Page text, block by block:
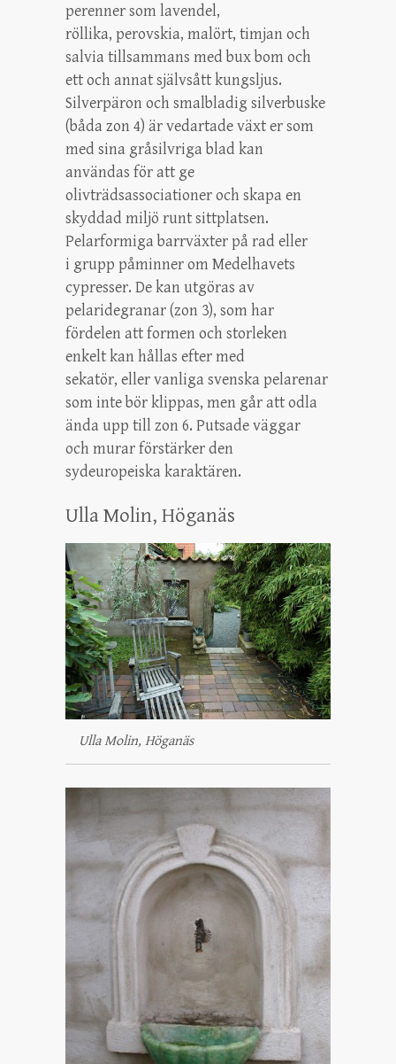
perenner som lavendel,
röllika, perovskia, malört, timjan och
salvia tillsammans med bux bom och
ett och annat självsått kungsljus.
Silverpäron och smalbladig silverbuske
(båda zon 4) är vedartade växt er som
med sina gråsilvriga blad kan
användas för att ge
olivträdsassociationer och skapa en
skyddad miljö runt sittplatsen.
Pelarformiga barrväxter på rad eller
i grupp påminner om Medelhavets
cypresser. De kan utgöras av
pelaridegranar (zon 3), som har
fördelen att formen och storleken
enkelt kan hållas efter med
sekatör, eller vanliga svenska pelarenar
som inte bör klippas, men går att odla
ända upp till zon 6. Putsade väggar
och murar förstärker den
sydeuropeiska karaktären.
Ulla Molin, Höganäs
Ulla Molin, Höganäs